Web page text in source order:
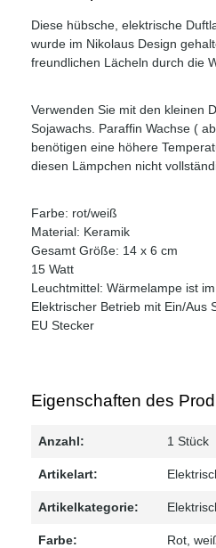
Diese hübsche, elektrische
wurde im Nikolaus Design
freundlichen Lächeln durch die
Verwenden Sie mit den kleinen
Sojawachs. Paraffin Wachse (
benötigen eine höhere
diesen Lämpchen nicht
Farbe: rot/weiß
Material: Keramik
Gesamt Größe: 14 x 6 cm
15 Watt
Leuchtmittel: Wärmelampe ist
Elektrischer Betrieb mit Ein/Aus
EU Stecker
Eigenschaften des
Anzahl: 1 Stück
Artikelart:
Artikelkategorie:
Farbe: Rot ,